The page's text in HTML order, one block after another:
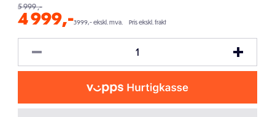
5 999,-
4 999,-3999,- ekskl. mva. Pris ekskl. frakt